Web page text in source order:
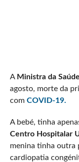
A Ministra da Saúde
agosto, morte da
com COVID-19.
A bebé, tinha
Centro Hospitalar
menina tinha outra
cardiopatia